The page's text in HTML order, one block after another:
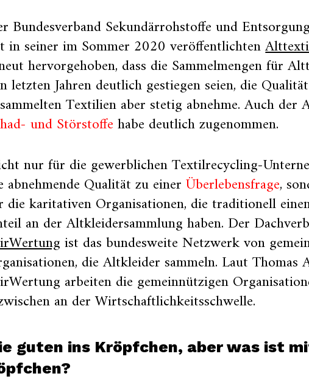
Bundesverband Sekundärrohstoffe und
in seiner im Sommer 2020 veröffentlichten
hervorgehoben, dass die Sammelmengen für
letzten Jahren deutlich gestiegen seien, die
Textilien aber stetig abnehme. Auch der
und Störstoffehabe deutlich zugenommen.
nur für die gewerblichen Textilrecycling-
abnehmende Qualität zu einerÜberlebensfrage,
die karitativen Organisationen, die traditionell
an der Altkleidersammlung haben. Der
ist das bundesweite Netzwerk von
die Altkleider sammeln. Laut Thomas
arbeiten die gemeinnützigen
an der Wirtschaftlichkeitsschwelle.
guten ins Kröpfchen, aber was ist